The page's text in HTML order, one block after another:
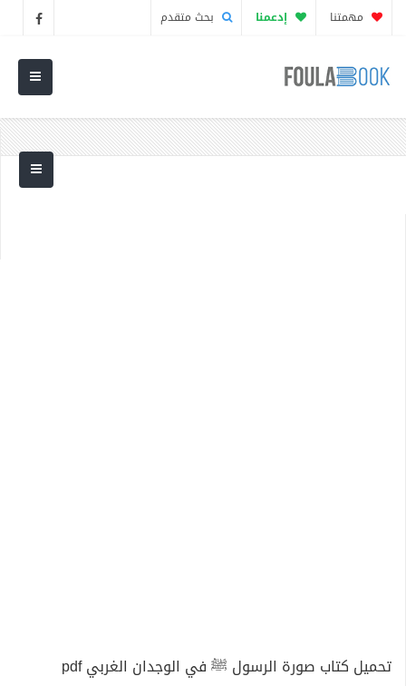
مهمتنا إدعمنا بحث متقدم
تحميل كتاب صورة الرسول ﷺ في الوجدان الغربي pdf